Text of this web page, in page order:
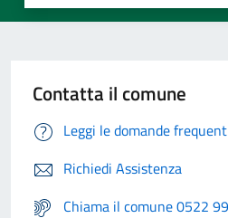
Contatta il comune
Leggi le domande
Richiedi Assistenza
Chiama il comune 0522